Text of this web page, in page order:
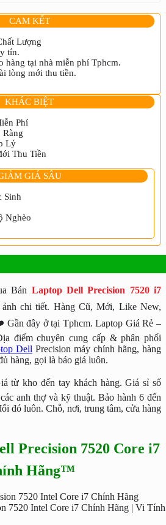
CAM KẾT
Lượng
tín.
hàng tại nhà miễn phí Tphcm.
lòng mới thu tiền.
KHÁC BIỆT
Phí
Ràng
Lý
Thu Tiền
GIÁ SÂU
Sinh
Nghèo
Bán Laptop Dell Precision 7520 i7
chi tiết. Hàng Cũ, Mới, Like New,
đây ở tại Tphcm. Laptop Giá Rẻ –
điểm chuyên cung cấp & phân phối
Dell Precision máy chính hãng, hàng
hàng, gọi là báo giá luôn.
từ kho đến tay khách hàng. Giá sỉ số
anh thợ và kỹ thuật. Bảo hành 6 đến
đó luôn. Chỗ, nơi, trung tâm, cửa hàng
Precision 7520 Core i7
Hãng™
7520 Intel Core i7 Chính Hãng | Vi